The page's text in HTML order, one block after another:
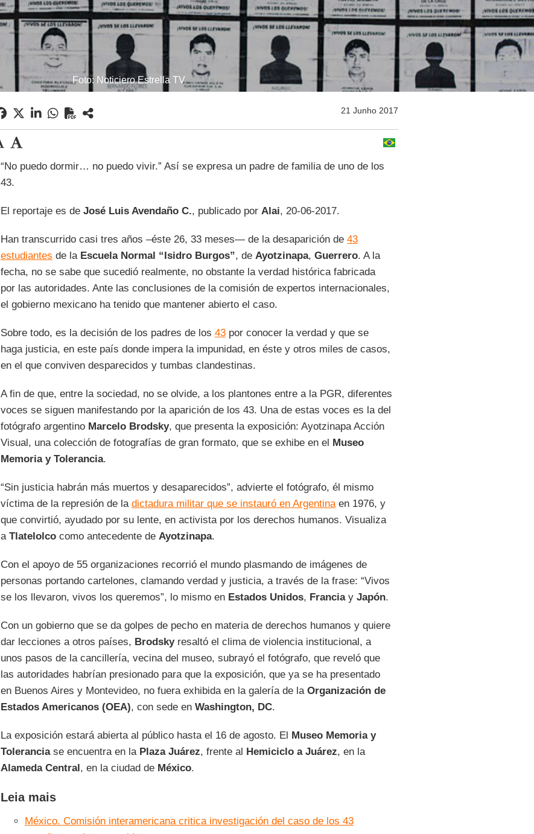
Foto: Noticiero Estrella TV
21 Junho 2017
“No puedo dormir… no puedo vivir.” Así se expresa un padre de familia de uno de los
43.
El reportaje es deJosé Luis Avendaño C., publicado por Alai, 20-06-2017.
Han transcurrido casi tres años –éste 26, 33 meses— de la desaparición de 43
estudiantes de la Escuela Normal “Isidro Burgos”, de Ayotzinapa, Guerrero. A la
fecha, no se sabe que sucedió realmente, no obstante la verdad histórica fabricada
por las autoridades. Ante las conclusiones de la comisión de expertos internacionales,
el gobierno mexicano ha tenido que mantener abierto el caso.
Sobre todo, es la decisión de los padres de los 43por conocer la verdad y que se
haga justicia, en este país donde impera la impunidad, en éste y otros miles de casos,
en el que conviven desparecidos y tumbas clandestinas.
A fin de que, entre la sociedad, no se olvide, a los plantones entre a la PGR, diferentes
voces se siguen manifestando por la aparición de los 43. Una de estas voces es la del
fotógrafo argentino Marcelo Brodsky, que presenta la exposición: Ayotzinapa Acción
Visual, una colección de fotografías de gran formato, que se exhibe en el Museo
Memoria y Tolerancia.
“Sin justicia habrán más muertos y desaparecidos”, advierte el fotógrafo, él mismo
víctima de la represión de la dictadura militar que se instauró en Argentinaen 1976, y
que convirtió, ayudado por su lente, en activista por los derechos humanos. Visualiza
a Tlatelolcocomo antecedente de Ayotzinapa.
Con el apoyo de 55 organizaciones recorrió el mundo plasmando de imágenes de
personas portando cartelones, clamando verdad y justicia, a través de la frase: “Vivos
se los llevaron, vivos los queremos”, lo mismo en Estados Unidos, Franciay Japón.
Con un gobierno que se da golpes de pecho en materia de derechos humanos y quiere
dar lecciones a otros países, Brodskyresaltó el clima de violencia institucional, a
unos pasos de la cancillería, vecina del museo, subrayó el fotógrafo, que reveló que
las autoridades habrían presionado para que la exposición, que ya se ha presentado
en Buenos Aires y Montevideo, no fuera exhibida en la galería de la Organización de
Estados Americanos (OEA), con sede en Washington, DC.
La exposición estará abierta al público hasta el 16 de agosto. El Museo Memoria y
Toleranciase encuentra en la Plaza Juárez, frente al Hemiciclo a Juárez, en la
Alameda Central, en la ciudad de México.
Leia mais
México. Comisión interamericana critica investigación del caso de los 43